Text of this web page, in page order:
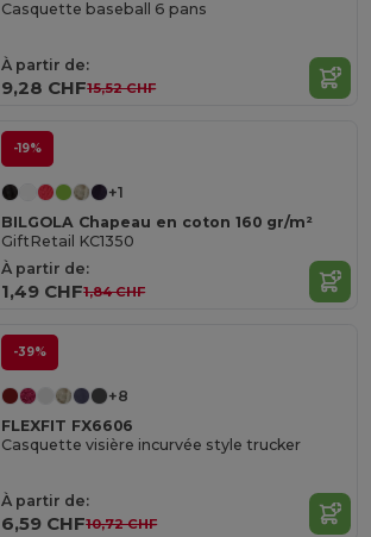
Casquette baseball 6 pans
À partir de:
9,28 CHF15,52 CHF
-19%
+1
BILGOLA Chapeau en coton 160 gr/m²
GiftRetail KC1350
À partir de:
1,49 CHF1,84 CHF
-39%
+8
FLEXFIT FX6606
Casquette visière incurvée style trucker
À partir de:
6,59 CHF10,72 CHF